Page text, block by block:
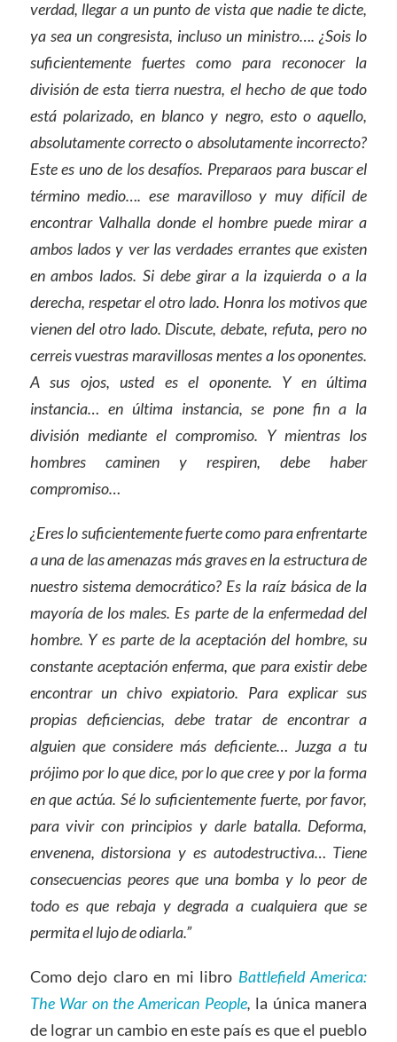
verdad, llegar a un punto de vista que nadie te dicte,
ya sea un congresista, incluso un ministro…. ¿Sois lo
suficientemente fuertes como para reconocer la
división de esta tierra nuestra, el hecho de que todo
está polarizado, en blanco y negro, esto o aquello,
absolutamente correcto o absolutamente incorrecto?
Este es uno de los desafíos. Preparaos para buscar el
término medio…. ese maravilloso y muy difícil de
encontrar Valhalla donde el hombre puede mirar a
ambos lados y ver las verdades errantes que existen
en ambos lados. Si debe girar a la izquierda o a la
derecha, respetar el otro lado. Honra los motivos que
vienen del otro lado. Discute, debate, refuta, pero no
cerreis vuestras maravillosas mentes a los oponentes.
A sus ojos, usted es el oponente. Y en última
instancia… en última instancia, se pone fin a la
división mediante el compromiso. Y mientras los
hombres caminen y respiren, debe haber
compromiso…
¿Eres lo suficientemente fuerte como para enfrentarte
a una de las amenazas más graves en la estructura de
nuestro sistema democrático? Es la raíz básica de la
mayoría de los males. Es parte de la enfermedad del
hombre. Y es parte de la aceptación del hombre, su
constante aceptación enferma, que para existir debe
encontrar un chivo expiatorio. Para explicar sus
propias deficiencias, debe tratar de encontrar a
alguien que considere más deficiente… Juzga a tu
prójimo por lo que dice, por lo que cree y por la forma
en que actúa. Sé lo suficientemente fuerte, por favor,
para vivir con principios y darle batalla. Deforma,
envenena, distorsiona y es autodestructiva… Tiene
consecuencias peores que una bomba y lo peor de
todo es que rebaja y degrada a cualquiera que se
permita el lujo de odiarla.”
Como dejo claro en mi libro Battlefield America:
The War on the American People, la única manera
de lograr un cambio en este país es que el pueblo